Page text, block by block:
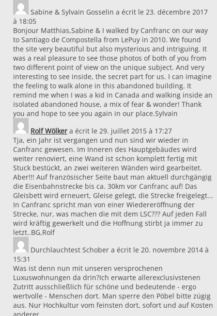
Sabine & Sylvain Gosselin a écrit le 23. décembre 2017
à 18:05
Bonjour Matthias,Sabine & I walked by Canfranc on our way
to Santiago de Compostella from LePuy in 2010. We found
the site very beautiful but also mysterious and intriguing. It
was a real pleasure to see those photos of both of you from
two different point of view on the unique subject. And very
interesting to see inside, the secret part for us. I can imagine
the feeling to walk alone in this abandoned building. It
remind me when I was a kid in Canada and walking inside an
isolated abandoned house, a mix of fear & wonder! Thank
you and hope to see you again in our place.Sylvain
Rolf Wölker a écrit le 29. juillet 2015 à 17:27
Tja, ein Jahr ist vergangen und nun sind wir wieder in
Canfranc gewesen. Im Inneren des Hauptgebäudes wird
weiter renoviert, eine Wand ist schon komplett fertig mit
Stuck bestückt, an zwei weiteren Wänden wird gearbeitet.
Aber!!! Auf französischer Seite baut man aktuell durchgängig
die Eisenbahnstrecke bis ca. 30km vor Canfranc auf! Das
Gleisbett wird erneuert, Gleise gelegt, die Strecke freigelegt...
In Canfranc spricht man von einer Wiedereröffnung der
Strecke, nur, was machen die mit dem LSC??? Auf jeden Fall
wird kräftig gewerkelt und die Hoffnung stirbt ja immer zu
letzt..BG,Rolf
Durchlauchtest Schober a écrit le 20. novembre 2014 à
15:31
Was ist denn nun mit unseren versprochenen
Luxuswohnungen da drin?Ich erwarte allerexclusivstenen
Zutritt ausschließlich für schöne und bedeutende - ergo
wertvolle - Menschen dort. Man sperre den Pöbel bitte zügig
aus. Nur Hochkultur vom feinsten dort, sofort und auf Kosten